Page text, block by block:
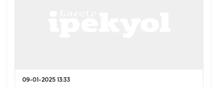
09-01-2025 13:33